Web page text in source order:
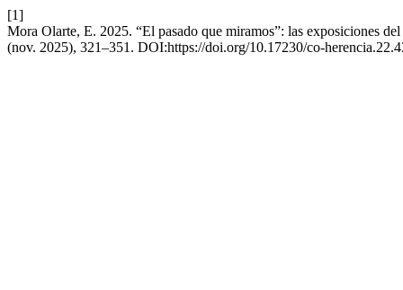
[1]
Mora Olarte, E. 2025. “El pasado que miramos”: las exposiciones
(nov. 2025), 321–351. DOI:https://doi.org/10.17230/co-